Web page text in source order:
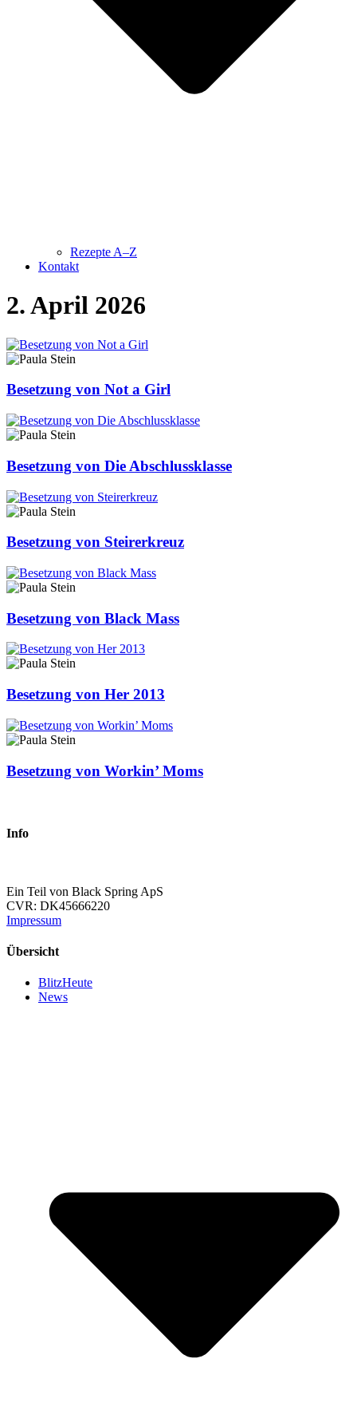
Rezepte A–Z
Kontakt
2. April 2026
Besetzung von Not a Girl
Besetzung von Die Abschlussklasse
Besetzung von Steirerkreuz
Besetzung von Black Mass
Besetzung von Her 2013
Besetzung von Workin’ Moms
Info
Ein Teil von Black Spring ApS
CVR: DK45666220
Impressum
Übersicht
BlitzHeute
News